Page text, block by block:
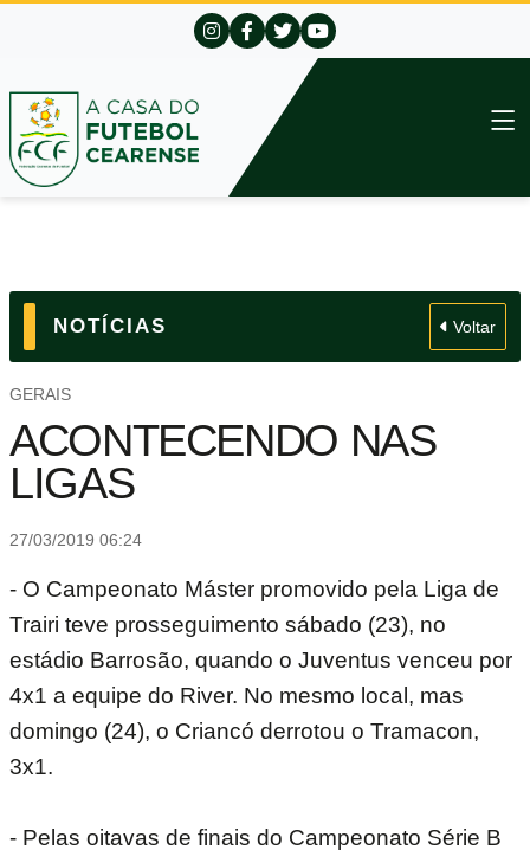
NOTÍCIAS Voltar
GERAIS
ACONTECENDO NAS
LIGAS
27/03/2019 06:24
- O Campeonato Máster promovido pela Liga de
Trairi teve prosseguimento sábado (23), no
estádio Barrosão, quando o Juventus venceu por
4x1 a equipe do River. No mesmo local, mas
domingo (24), o Criancó derrotou o Tramacon,
3x1.
- Pelas oitavas de finais do Campeonato Série B